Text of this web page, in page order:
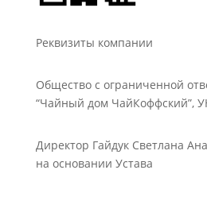
Реквизиты компании
Общество с ограниченной
“Чайный дом ЧайКоффский”,
Директор Гайдук Светлана
на основании Устава